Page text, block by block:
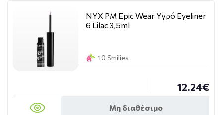
NYX PM Epic Wear Υγρό Eyeliner
6 Lilac 3,5ml
10 Smilies
12.24€
Μη διαθέσιμο